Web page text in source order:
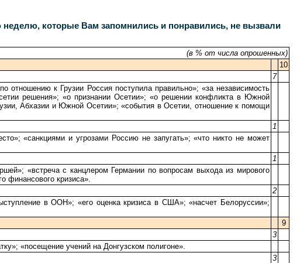
которые Вам запомнились и понравились, не вызвали
(в % от числа опрошенных)
10
7
к Грузии Россия поступила правильно»; «за независимость
решения»; «о признании Осетии»; «о решении конфликта в Южной
Абхазии и Южной Осетии»; «события в Осетии, отношение к помощи
1
«санкциями и угрозами Россию не запугать»; «что никто не может
1
«встреча с канцлером Германии по вопросам выхода из мирового
финансового кризиса».
2
в ООН»; «его оценка кризиса в США»; «насчет Белоруссии»;
9
3
«посещение учений на Донгузском полигоне».
3